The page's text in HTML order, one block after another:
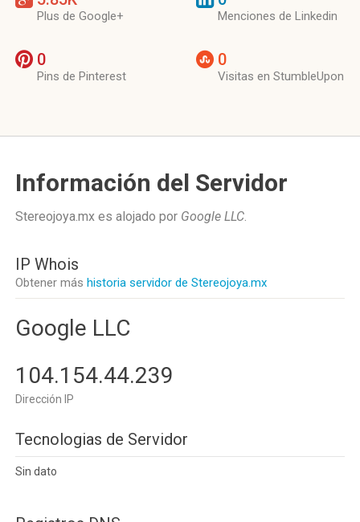
Plus de Google+ Menciones de Linkedin
0
Pins de Pinterest
0
Visitas en StumbleUpon
Información del Servidor
Stereojoya.mx es alojado por Google LLC.
IP Whois
Obtener más historia servidor de Stereojoya.mx
Google LLC
104.154.44.239
Dirección IP
Tecnologias de Servidor
Sin dato